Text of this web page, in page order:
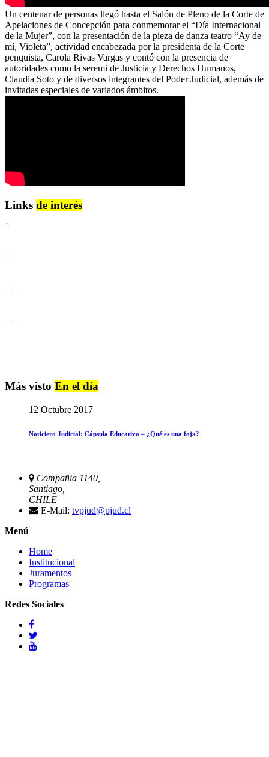
Un centenar de personas llegó hasta el Salón de Pleno de la Corte de
Apelaciones de Concepción para conmemorar el “Día Internacional
de la Mujer”, con la presentación de la pieza de danza teatro “Ay de
mí, Violeta”, actividad encabezada por la presidenta de la Corte
penquista, Carola Rivas Vargas y contó con la presencia de
autoridades como la seremi de Justicia y Derechos Humanos,
Claudia Soto y de diversos integrantes del Poder Judicial, además de
invitadas especiales de variados ámbitos.
Links de interés
Más visto En el día
12 Octubre 2017
Noticiero Judicial: Cápsula Educativa – ¿Qué es una foja?
Compañia 1140,
Santiago,
CHILE
E-Mail: tvpjud@pjud.cl
Menú
Home
Institucional
Juramentos
Programas
Redes Sociales